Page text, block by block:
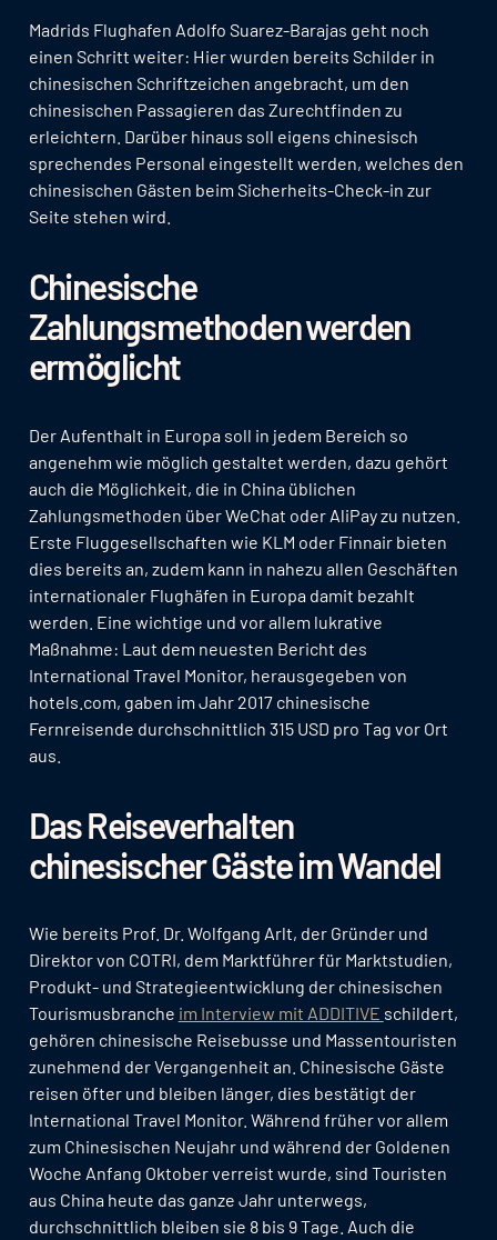
Madrids Flughafen Adolfo Suarez-Barajas geht noch
einen Schritt weiter: Hier wurden bereits Schilder in
chinesischen Schriftzeichen angebracht, um den
chinesischen Passagieren das Zurechtfinden zu
erleichtern. Darüber hinaus soll eigens chinesisch
sprechendes Personal eingestellt werden, welches den
chinesischen Gästen beim Sicherheits-Check-in zur
Seite stehen wird.
Chinesische
Zahlungsmethoden werden
ermöglicht
Der Aufenthalt in Europa soll in jedem Bereich so
angenehm wie möglich gestaltet werden, dazu gehört
auch die Möglichkeit, die in China üblichen
Zahlungsmethoden über WeChat oder AliPay zu nutzen.
Erste Fluggesellschaften wie KLM oder Finnair bieten
dies bereits an, zudem kann in nahezu allen Geschäften
internationaler Flughäfen in Europa damit bezahlt
werden. Eine wichtige und vor allem lukrative
Maßnahme: Laut dem neuesten Bericht des
International Travel Monitor, herausgegeben von
hotels.com, gaben im Jahr 2017 chinesische
Fernreisende durchschnittlich 315 USD pro Tag vor Ort
aus.
Das Reiseverhalten
chinesischer Gäste im Wandel
Wie bereits Prof. Dr. Wolfgang Arlt, der Gründer und
Direktor von COTRI, dem Marktführer für Marktstudien,
Produkt- und Strategieentwicklung der chinesischen
Tourismusbranche im Interview mit ADDITIVE schildert,
gehören chinesische Reisebusse und Massentouristen
zunehmend der Vergangenheit an. Chinesische Gäste
reisen öfter und bleiben länger, dies bestätigt der
International Travel Monitor. Während früher vor allem
zum Chinesischen Neujahr und während der Goldenen
Woche Anfang Oktober verreist wurde, sind Touristen
aus China heute das ganze Jahr unterwegs,
durchschnittlich bleiben sie 8 bis 9 Tage. Auch die